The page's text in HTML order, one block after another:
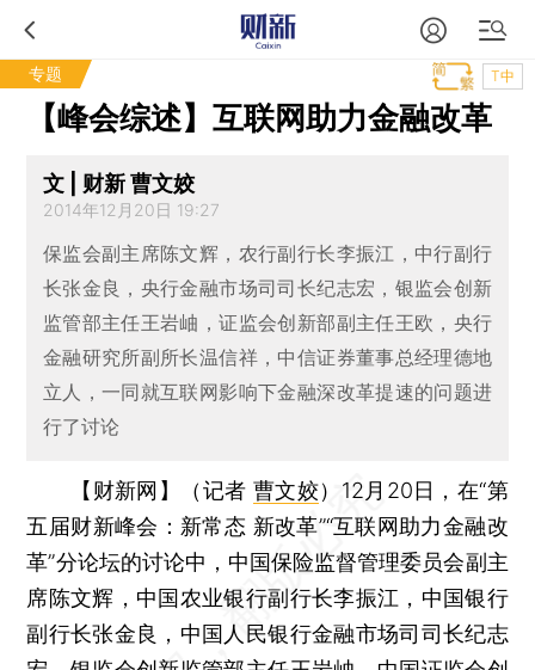
专题 T中
【峰会综述】互联网助力金融改革
文 | 财新 曹文姣
2014年12月20日 19:27
保监会副主席陈文辉，农行副行长李振江，中行副行
长张金良，央行金融市场司司长纪志宏，银监会创新
监管部主任王岩岫，证监会创新部副主任王欧，央行
金融研究所副所长温信祥，中信证券董事总经理德地
立人，一同就互联网影响下金融深改革提速的问题进
行了讨论
【财新网】（记者曹文姣） 12月20日，在“第
五届财新峰会：新常态 新改革”“互联网助力金融改
革”分论坛的讨论中，中国保险监督管理委员会副主
席陈文辉，中国农业银行副行长李振江，中国银行
副行长张金良，中国人民银行金融市场司司长纪志